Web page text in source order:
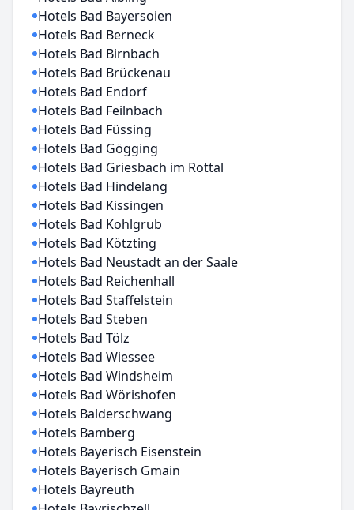
Hotels Bad Bayersoien
Hotels Bad Berneck
Hotels Bad Birnbach
Hotels Bad Brückenau
Hotels Bad Endorf
Hotels Bad Feilnbach
Hotels Bad Füssing
Hotels Bad Gögging
Hotels Bad Griesbach im Rottal
Hotels Bad Hindelang
Hotels Bad Kissingen
Hotels Bad Kohlgrub
Hotels Bad Kötzting
Hotels Bad Neustadt an der Saale
Hotels Bad Reichenhall
Hotels Bad Staffelstein
Hotels Bad Steben
Hotels Bad Tölz
Hotels Bad Wiessee
Hotels Bad Windsheim
Hotels Bad Wörishofen
Hotels Balderschwang
Hotels Bamberg
Hotels Bayerisch Eisenstein
Hotels Bayerisch Gmain
Hotels Bayreuth